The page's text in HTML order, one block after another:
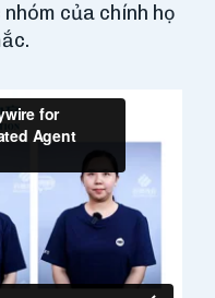
của chính họ